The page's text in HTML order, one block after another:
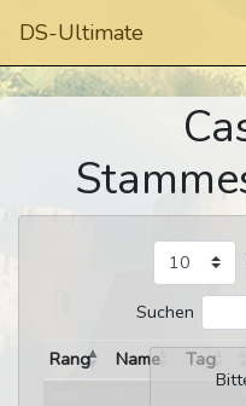
DS-Ultimate
Suchen
Rang Name Tag